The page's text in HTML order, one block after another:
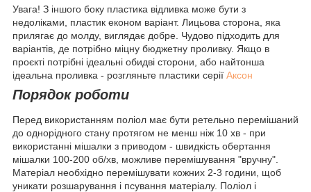
Увага! З іншого боку пластика відливка може бути з
недоліками, пластик економ варіант. Лицьова сторона, яка
прилягає до молду, виглядає добре. Чудово підходить для
варіантів, де потрібно міцну бюджетну проливку. Якщо в
проєкті потрібні ідеальні обидві сторони, або найтонша
ідеальна проливка - розгляньте пластики серії Аксон
Порядок роботи
Перед використанням поліол має бути ретельно перемішаний
до однорідного стану протягом не менш ніж 10 хв - при
використанні мішалки з приводом - швидкість обертання
мішалки 100-200 об/хв, можливе перемішування "вручну".
Матеріал необхідно перемішувати кожних 2-3 години, щоб
уникати розшарування і псування матеріалу. Поліол і